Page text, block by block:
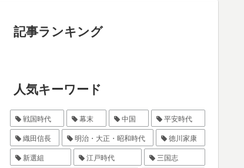
記事ランキング
人気キーワード
戦国時代 幕末 中国
平安時代
織田信長
明治・大正・昭和時代
徳川家康
新選組
江戸時代
三国志